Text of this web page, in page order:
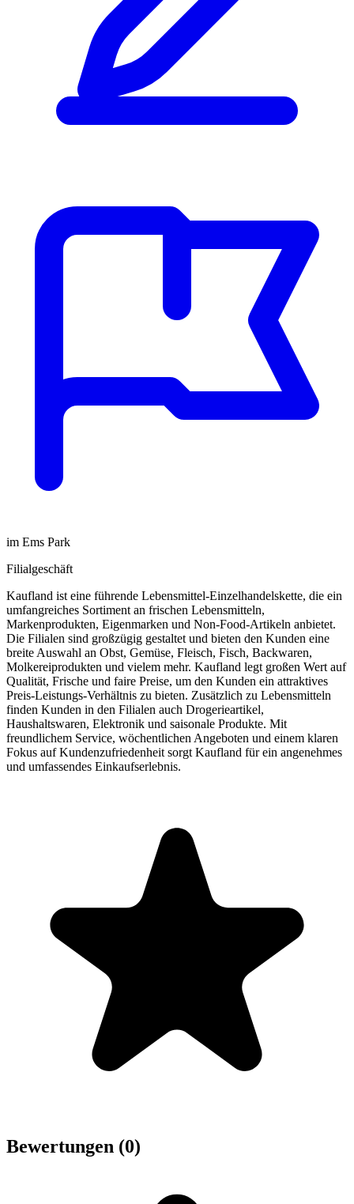
im Ems Park
Filialgeschäft
Kaufland ist eine führende Lebensmittel-Einzelhandelskette, die ein
umfangreiches Sortiment an frischen Lebensmitteln,
Markenprodukten, Eigenmarken und Non-Food-Artikeln anbietet.
Die Filialen sind großzügig gestaltet und bieten den Kunden eine
breite Auswahl an Obst, Gemüse, Fleisch, Fisch, Backwaren,
Molkereiprodukten und vielem mehr. Kaufland legt großen Wert auf
Qualität, Frische und faire Preise, um den Kunden ein attraktives
Preis-Leistungs-Verhältnis zu bieten. Zusätzlich zu Lebensmitteln
finden Kunden in den Filialen auch Drogerieartikel,
Haushaltswaren, Elektronik und saisonale Produkte. Mit
freundlichem Service, wöchentlichen Angeboten und einem klaren
Fokus auf Kundenzufriedenheit sorgt Kaufland für ein angenehmes
und umfassendes Einkaufserlebnis.
Bewertungen (0)